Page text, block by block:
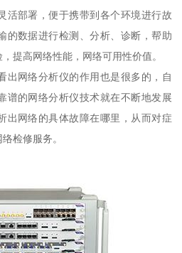
活部署，便于携带到各个环境进行故
的数据进行检测、分析、诊断，帮助
提高网络性能，网络可用性价值。
出网络分析仪的作用也是很多的，自
谱的网络分析仪技术就在不断地发展
出网络的具体故障在哪里，从而对症
检修服务。